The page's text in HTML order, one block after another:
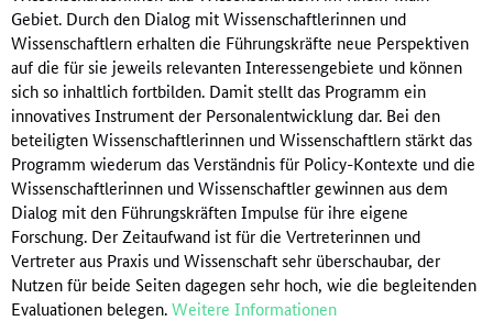
Gebiet. Durch den Dialog mit Wissenschaftlerinnen und
Wissenschaftlern erhalten die Führungskräfte neue Perspektiven
auf die für sie jeweils relevanten Interessengebiete und können
sich so inhaltlich fortbilden. Damit stellt das Programm ein
innovatives Instrument der Personalentwicklung dar. Bei den
beteiligten Wissenschaftlerinnen und Wissenschaftlern stärkt das
Programm wiederum das Verständnis für Policy-Kontexte und die
Wissenschaftlerinnen und Wissenschaftler gewinnen aus dem
Dialog mit den Führungskräften Impulse für ihre eigene
Forschung. Der Zeitaufwand ist für die Vertreterinnen und
Vertreter aus Praxis und Wissenschaft sehr überschaubar, der
Nutzen für beide Seiten dagegen sehr hoch, wie die begleitenden
Evaluationen belegen.Weitere Informationen